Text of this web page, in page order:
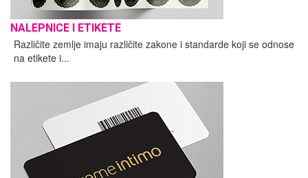
NALEPNICE I ETIKETE
Različite zemlje imaju različite zakone i standarde koji se odnose
na etikete i...